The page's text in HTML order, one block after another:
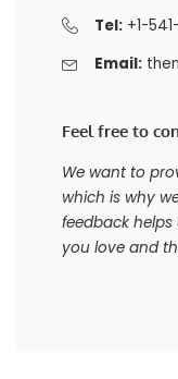
Tel:+1-
Email:
Feel free to
We want to
which is why
feedback
you love and